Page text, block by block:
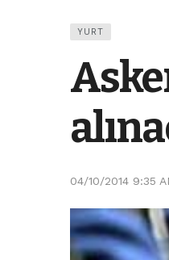
YURT
04/10/2014 9:35